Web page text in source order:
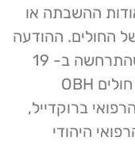
ההשבתה או
החולים. ההודעה
מאשרת "תקרית אבטחת סייבר" שהתרחשה ב- 19
בנובמבר והשפיעה על שלושה בתי חולים OBH
ברוקדייל,
היהודי